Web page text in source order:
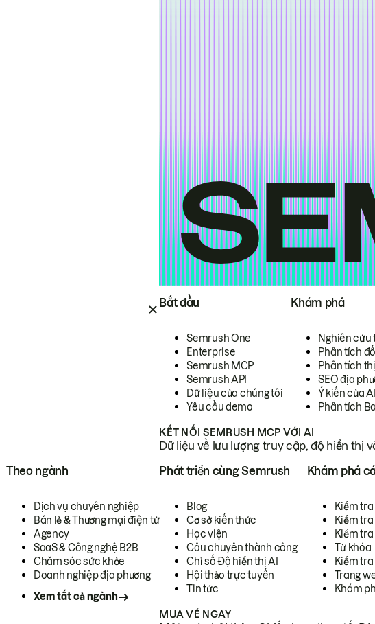
Bắt đầu
Semrush One
Enterprise
Semrush MCP
Semrush API
Dữ liệu của chúng tôi
Yêu cầu demo
Khám phá
Nghiên cứu
Phân tích
Phân tích
SEO địa
Ý kiến của
Phân tích
KẾT NỐI SEMRUSH MCP VỚI AI
Dữ liệu về lưu lượng truy cập, độ hiển thị
Theo ngành
Dịch vụ chuyên nghiệp
Bán lẻ & Thương mại điện tử
Agency
SaaS & Công nghệ B2B
Chăm sóc sức khỏe
Doanh nghiệp địa phương
Xem tất cả ngành
Phát triển cùng Semrush
Blog
Cơ sở kiến thức
Học viện
Câu chuyên thành công
Chỉ số Độ hiển thị AI
Hội thảo trực tuyến
Tin tức
Khám phá
Kiểm
Kiểm tra
Kiểm
Từ khóa
Kiểm
Trang
Khám
MUA VÉ NGAY